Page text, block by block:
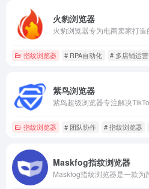
火豹浏览器
指纹浏览器 # RPA自动化 # 多店铺运营
紫鸟浏览器
指纹浏览器 # 团队协作 # 指纹浏览器
Maskfog指纹浏览器